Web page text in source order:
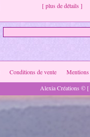
[ plus de détails ]
Conditions de vente
Mentions
Alexia Créations ©